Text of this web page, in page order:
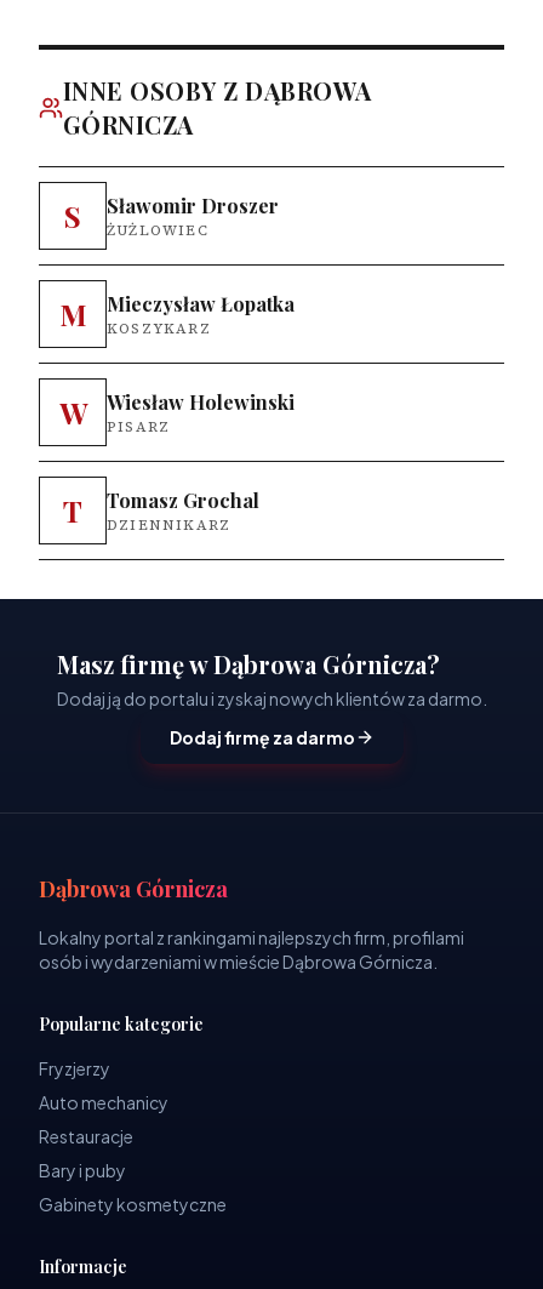
INNE OSOBY Z DĄBROWA
GÓRNICZA
S Sławomir Droszer
ŻUŻLOWIEC
M Mieczysław Łopatka
KOSZYKARZ
W Wiesław Holewinski
PISARZ
T Tomasz Grochal
DZIENNIKARZ
Masz firmę w Dąbrowa Górnicza?
Dodaj ją do portalu i zyskaj nowych klientów za darmo.
Dodaj firmę za darmo
Dąbrowa Górnicza
Lokalny portal z rankingami najlepszych firm, profilami
osób i wydarzeniami w mieście Dąbrowa Górnicza.
Popularne kategorie
Fryzjerzy
Auto mechanicy
Restauracje
Bary i puby
Gabinety kosmetyczne
Informacje